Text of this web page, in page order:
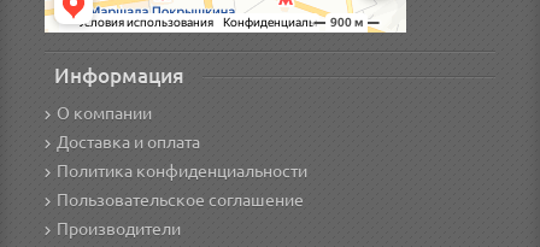
Информация
О компании
Доставка и оплата
Политика конфиденциальности
Пользовательское соглашение
Производители